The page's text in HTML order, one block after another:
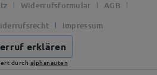
Widerrufsformular
AGB
Impressum
erklären
durch alphanauten